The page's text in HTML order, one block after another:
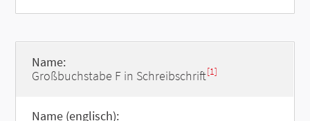
Name:
Großbuchstabe F in Schreibschrift[1]
Name (englisch):